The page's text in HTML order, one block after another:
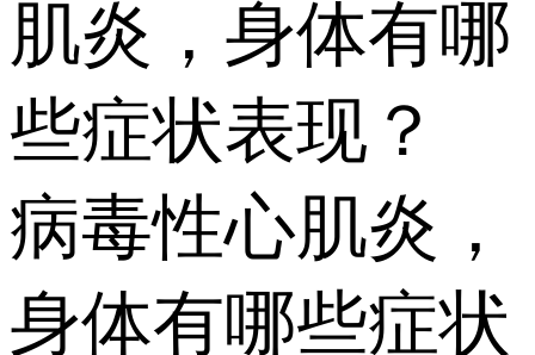
肌炎，身体有哪
些症状表现？
病毒性心肌炎，
身体有哪些症状